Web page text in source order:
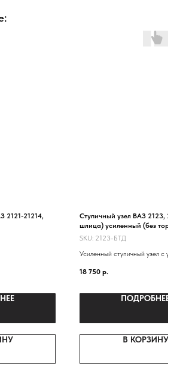
2121-21214,
Ступичный узел ВАЗ 2123,
шлица) усиленный (без
на машину
SKU: 2123-БТД
Усиленный ступичный узел с
от грузовика "Ивеко"
18 750 р.
ПОДРОБНЕЕ
В КОРЗИНУ